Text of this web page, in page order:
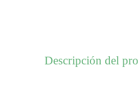
Descripción del